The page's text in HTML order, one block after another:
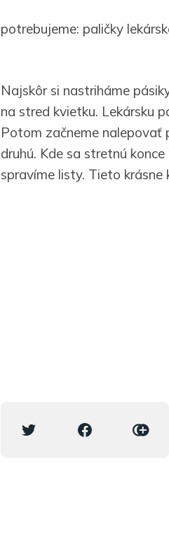
potrebujeme: paličky
Najskôr si nastriháme
na stred kvietku. Lekársku
Potom začneme nalepovať
druhú. Kde sa stretnú
spravíme listy. Tieto